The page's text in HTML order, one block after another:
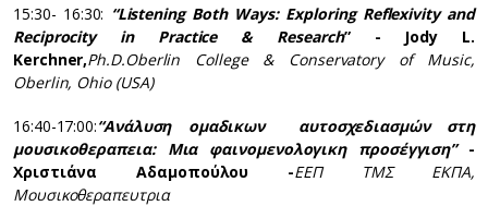
15:30- 16:30: “Listening Both Ways: Exploring Reflexivity and
Reciprocity in Practice & Research” - Jody L.
Kerchner,Ph.D.Oberlin College & Conservatory of Music,
Oberlin, Ohio (USA)
16:40-17:00:“Ανάλυση ομαδικων αυτοσχεδιασμών στη
μουσικοθεραπεια: Μια φαινομενολογικη προσέγγιση”-
Χριστιάνα Αδαμοπούλου -ΕΕΠ ΤΜΣ ΕΚΠΑ,
Μουσικοθεραπευτρια